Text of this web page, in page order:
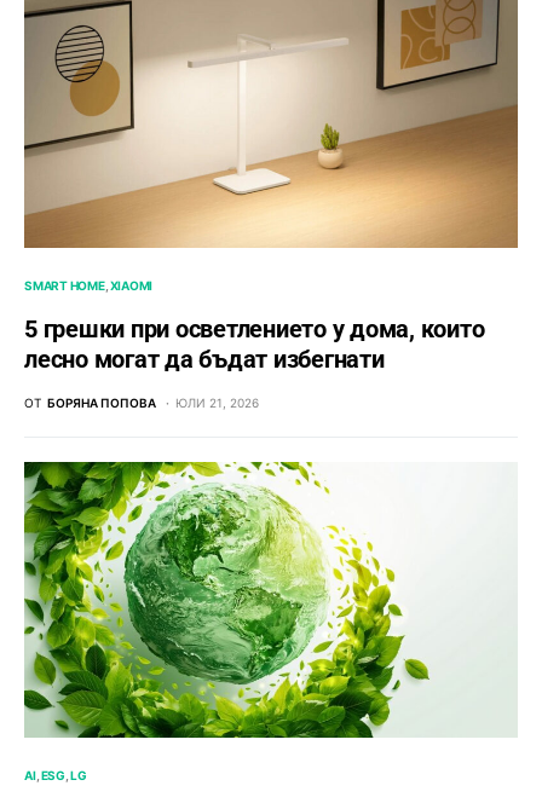
SMART HOME XIAOMI
5 грешки при осветлението у дома, които
лесно могат да бъдат избегнати
ОТ БОРЯНА ПОПОВА ЮЛИ 21, 2026
AI ESG LG